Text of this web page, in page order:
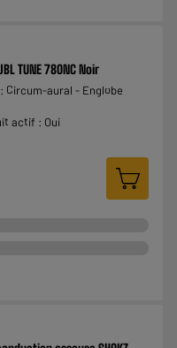
TUNE 780NC Noir
Circum-aural - Englobe
actif : Oui